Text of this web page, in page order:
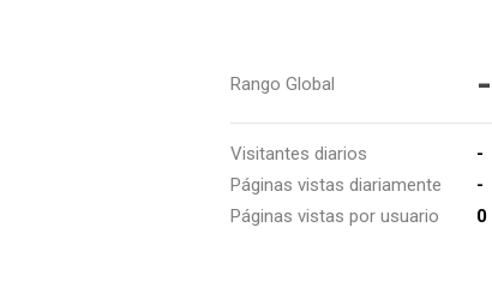
Rango Global -
Visitantes diarios
-
Páginas vistas diariamente
-
Páginas vistas por usuario
0